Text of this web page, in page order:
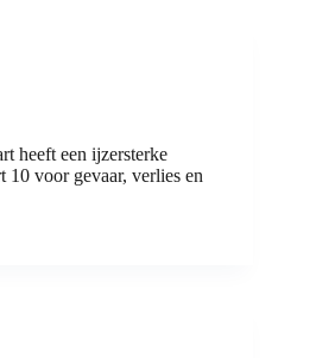
heeft een ijzersterke
10 voor gevaar, verlies en